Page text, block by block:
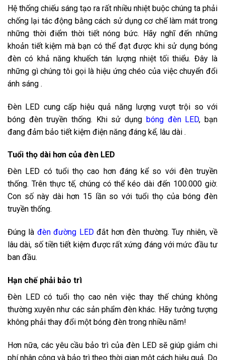
Hệ thống chiếu sáng tạo ra rất nhiều nhiệt buộc chúng ta phải
chống lại tác động bằng cách sử dụng cơ chế làm mát trong
những thời điểm thời tiết nóng bức. Hãy nghĩ đến những
khoản tiết kiệm mà bạn có thể đạt được khi sử dụng bóng
đèn có khả năng khuếch tán lượng nhiệt tối thiểu. Đây là
những gì chúng tôi gọi là hiệu ứng chéo của việc chuyển đổi
ánh sáng .
Đèn LED cung cấp hiệu quả năng lượng vượt trội so với
bóng đèn truyền thống. Khi sử dụng bóng đèn LED, bạn
đang đảm bảo tiết kiệm điện năng đáng kể, lâu dài .
Tuổi thọ dài hơn của đèn LED
Đèn LED có tuổi thọ cao hơn đáng kể so với đèn truyền
thống. Trên thực tế, chúng có thể kéo dài đến 100.000 giờ.
Con số này dài hơn 15 lần so với tuổi thọ của bóng đèn
truyền thống.
Đúng là đèn đường LEDđắt hơn đèn thường. Tuy nhiên, về
lâu dài, số tiền tiết kiệm được rất xứng đáng với mức đầu tư
ban đầu.
Hạn chế phải bảo trì
Đèn LED có tuổi thọ cao nên việc thay thế chúng không
thường xuyên như các sản phẩm đèn khác. Hãy tưởng tượng
không phải thay đổi một bóng đèn trong nhiều năm!
Hơn nữa, các yêu cầu bảo trì của đèn LED sẽ giúp giảm chi
phí nhân công và bảo trì theo thời gian một cách hiệu quả. Do